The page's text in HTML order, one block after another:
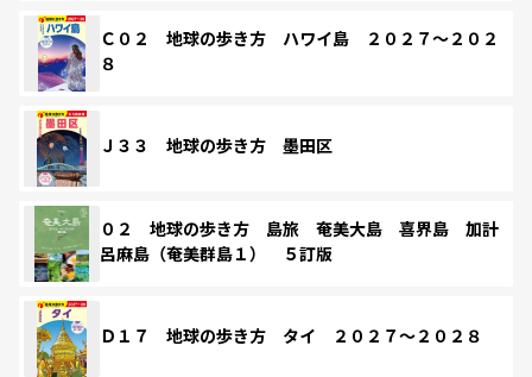
Ｃ０２ 地球の歩き方 ハワイ島 ２０２７～２０２
８
Ｊ３３ 地球の歩き方 墨田区
０２ 地球の歩き方 島旅 奄美大島 喜界島 加計
呂麻島（奄美群島１） ５訂版
Ｄ１７ 地球の歩き方 タイ ２０２７～２０２８